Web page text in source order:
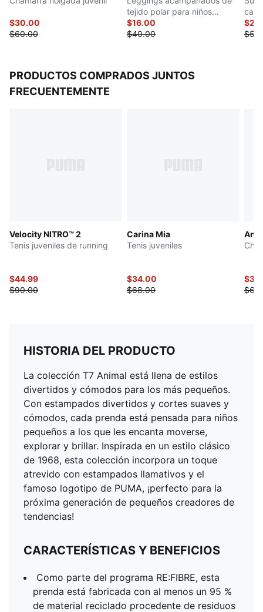
PUMA Juvenil: Recomendada para niños y
adolescentes de 8 a 16 años
$30.00
$60.00
tejido polar para niños
grandes
$16.00
$40.00
PRODUCTOS COMPRADOS JUNTOS
FRECUENTEMENTE
Velocity NITRO™ 2
Tenis juveniles de running
$44.99
$90.00
Carina Mia
Tenis juveniles
$34.00
$68.00
HISTORIA DEL PRODUCTO
La colección T7 Animal está llena de estilos
divertidos y cómodos para los más pequeños.
Con estampados divertidos y cortes suaves y
cómodos, cada prenda está pensada para niños
pequeños a los que les encanta moverse,
explorar y brillar. Inspirada en un estilo clásico
de 1968, esta colección incorpora un toque
atrevido con estampados llamativos y el
famoso logotipo de PUMA, ¡perfecto para la
próxima generación de pequeños creadores de
tendencias!
CARACTERÍSTICAS Y BENEFICIOS
Como parte del programa RE:FIBRE, esta
prenda está fabricada con al menos un 95 %
de material reciclado procedente de residuos